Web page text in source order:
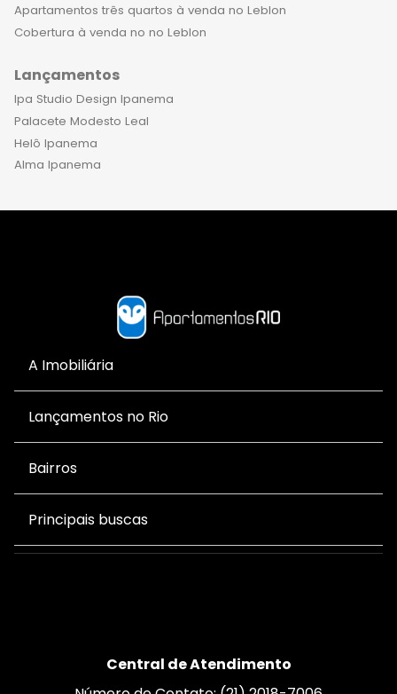
Apartamentos três quartos à venda no Leblon
Cobertura à venda no no Leblon
Lançamentos
Ipa Studio Design Ipanema
Palacete Modesto Leal
Helô Ipanema
Alma Ipanema
A Imobiliária
Lançamentos no Rio
Bairros
Principais buscas
Central de Atendimento